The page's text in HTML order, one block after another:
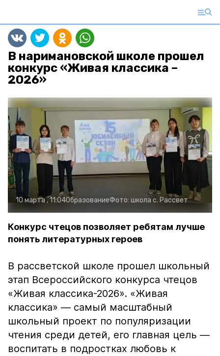
В наримановской школе прошел
конкурс «Живая классика –
2026»
10 марта , 11:04ОбразованиеФото: школа с. Рассвет
Конкурс чтецов позволяет ребятам лучше
понять литературных героев
В рассветской школе прошел школьный
этап Всероссийского конкурса чтецов
«Живая классика-2026». «Живая
классика» — самый масштабный
школьный проект по популяризации
чтения среди детей, его главная цель —
воспитать в подростках любовь к